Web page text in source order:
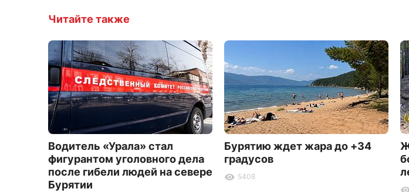
Читайте также
Водитель «Урала» стал
фигурантом уголовного дела
после гибели людей на севере
Бурятии
Бурятию ждет жара до +34
градусов
5408